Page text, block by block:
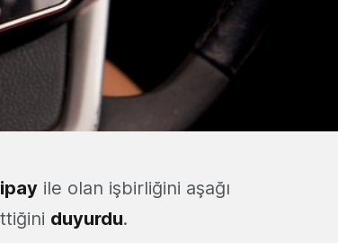
ile olan işbirliğini aşağı
duyurdu.